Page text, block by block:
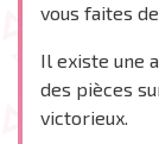
vous faites
Il existe une
des pièces
victorieux.